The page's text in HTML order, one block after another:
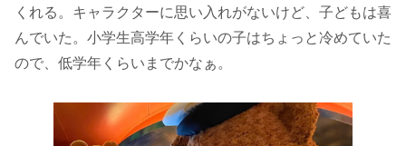
くれる。キャラクターに思い入れがないけど、子どもは喜
んでいた。小学生高学年くらいの子はちょっと冷めていた
ので、低学年くらいまでかなぁ。